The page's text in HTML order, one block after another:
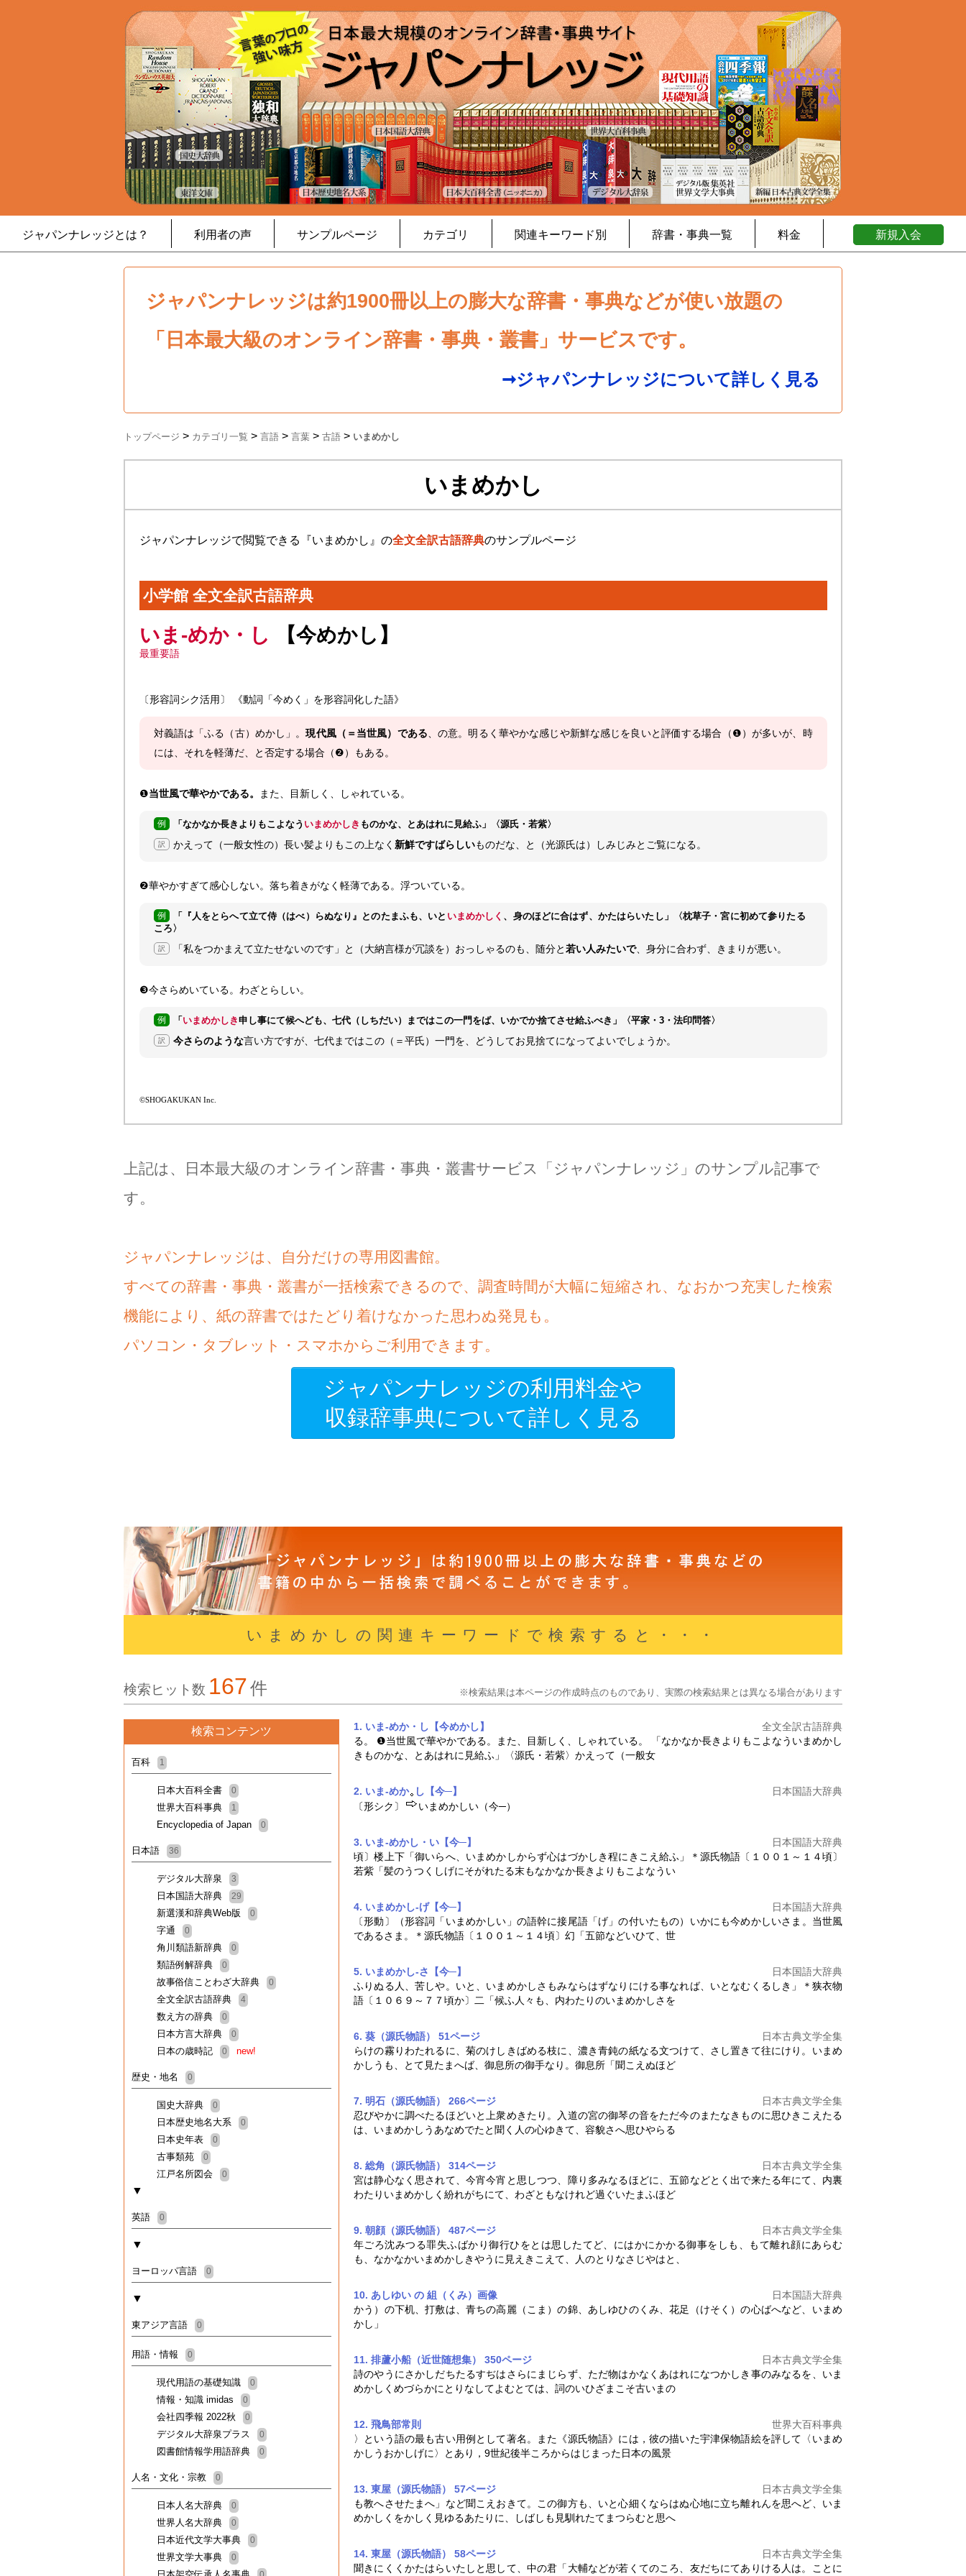
ジャパンナレッジとは？ 利用者の声 サンプルページ カテゴリ 関連キーワード別 辞書・事典一覧 料金 新規入会
ジャパンナレッジは約1900冊以上の膨大な辞書・事典などが使い放題の
「日本最大級のオンライン辞書・事典・叢書」サービスです。
➞ジャパンナレッジについて詳しく見る
トップページ > カテゴリ一覧 > 言語 > 言葉 > 古語 > いまめかし
いまめかし
ジャパンナレッジで閲覧できる『いまめかし』の全文全訳古語辞典のサンプルページ
小学館 全文全訳古語辞典
いま-めか・し 【今めかし】
最重要語
〔形容詞シク活用〕 《動詞「今めく」を形容詞化した語》
対義語は「ふる（古）めかし」。現代風（＝当世風）である 、の意。明るく華やかな感じや新鮮な感じを良いと評価する場合（❶）が多いが、時
には、それを軽薄だ、と否定する場合（❷）もある。
❶当世風で華やかである。 また、目新しく、しゃれている。
例 「なかなか長きよりもこよなう いまめかしき ものかな、とあはれに見給ふ」 〈源氏・若紫〉
訳 かえって（一般女性の）長い髪よりもこの上なく 新鮮ですばらしいものだな、と（光源氏は）しみじみとご覧になる。
❷華やかすぎて感心しない。落ち着きがなく軽薄である。浮ついている。
例 「『人をとらへて立て侍 （はべ） らぬなり』とのたまふも、いと いまめかしく 、身のほどに合はず、かたはらいたし」
〈枕草子・宮に初めて参りたる
ころ〉
訳 「私をつかまえて立たせないのです」と（大納言様が冗談を）おっしゃるのも、随分と若い人みたいで、身分に合わず、きまりが悪い。
❸今さらめいている。わざとらしい。
例 「 いまめかしき申し事にて候へども、七代（しちだい） まではこの一門をば、いかでか捨てさせ給ふべき」 〈平家・3・法印問答〉
訳 今さらのような言い方ですが、七代まではこの（＝平氏）一門を、どうしてお見捨てになってよいでしょうか。
©SHOGAKUKAN Inc.
上記は、日本最大級のオンライン辞書・事典・叢書サービス「ジャパンナレッジ」のサンプル記事で
す。
ジャパンナレッジは、自分だけの専用図書館。
すべての辞書・事典・叢書が一括検索できるので、調査時間が大幅に短縮され、なおかつ充実した検索
機能により、紙の辞書ではたどり着けなかった思わぬ発見も。
パソコン・タブレット・スマホからご利用できます。
ジャパンナレッジの利用料金や
収録辞事典について詳しく見る
いまめかしの関連キーワードで検索すると・・・
検索ヒット数 167件 ※検索結果は本ページの作成時点のものであり、実際の検索結果とは異なる場合があります
検索コンテンツ
百科 1
日本大百科全書 0
世界大百科事典 1
Encyclopedia of Japan 0
日本語 36
デジタル大辞泉 3
日本国語大辞典 29
新選漢和辞典Web版 0
字通 0
角川類語新辞典 0
類語例解辞典 0
故事俗信ことわざ大辞典 0
全文全訳古語辞典 4
数え方の辞典 0
日本方言大辞典 0
日本の歳時記 0 new!
歴史・地名 0
国史大辞典 0
日本歴史地名大系 0
日本史年表 0
古事類苑 0
江戸名所図会 0
▼
英語 0
▼
ヨーロッパ言語 0
▼
東アジア言語 0
用語・情報 0
現代用語の基礎知識 0
情報・知識 imidas 0
会社四季報 2022秋 0
デジタル大辞泉プラス 0
図書館情報学用語辞典 0
人名・文化・宗教 0
日本人名大辞典 0
世界人名大辞典 0
日本近代文学大事典 0
世界文学大事典 0
1. いま-めか・し【今めかし】
全文全訳古語辞典
る。 ❶当世風で華やかである。また、目新しく、しゃれている。 「なかなか長きよりもこよなう いまめかし
きものかな、とあはれに見給ふ」〈源氏・若紫〉かえって（一般女
2. いま‐めか し【今─】
日本国語大辞典
〔形シク〕
いまめかしい（今─）
3. いま‐めかし・い【今─】
日本国語大辞典
頃〕楼上下「御いらへ、 いまめかしからず心はづかしき程にきこえ給ふ」＊源氏物語〔１００１～１４頃〕
若紫「髪のうつくしげにそがれたる末もなかなか長きよりもこよなうい
4. いまめかし‐げ【今─】
日本国語大辞典
〔形動〕（形容詞「 いまめかしい」の語幹に接尾語「げ」の付いたもの）いかにも今めかしいさま。当世風
であるさま。＊源氏物語〔１００１～１４頃〕幻「五節などいひて、世
5. いまめかし‐さ【今─】
日本国語大辞典
ふりぬる人、苦しや。いと、 いまめかしさもみならはずなりにける事なれば、いとなむくるしき」＊狭衣物
語〔１０６９～７７頃か〕二「候ふ人々も、内わたりのいまめかしさを
6. 葵（源氏物語） 51ページ
日本古典文学全集
らけの霧りわたれるに、菊のけしきばめる枝に、濃き青鈍の紙なる文つけて、さし置きて往にけり。 いまめ
かし うも、とて見たまへば、御息所の御手なり。御息所「聞こえぬほど
7. 明石（源氏物語） 266ページ
日本古典文学全集
忍びやかに調べたるほどいと上衆めきたり。入道の宮の御琴の音をただ今のまたなきものに思ひきこえたる
は、 いまめかし うあなめでたと聞く人の心ゆきて、容貌さへ思ひやらる
8. 総角（源氏物語） 314ページ
日本古典文学全集
宮は静心なく思されて、今宵今宵と思しつつ、障り多みなるほどに、五節などとく出で来たる年にて、内裏
わたり いまめかし く紛れがちにて、わざともなけれど過ぐいたまふほど
9. 朝顔（源氏物語） 487ページ
日本古典文学全集
年ごろ沈みつる罪失ふばかり御行ひをとは思したてど、にはかにかかる御事をしも、もて離れ顔にあらむ
も、なかなかいまめかし きやうに見えきこえて、人のとりなさじやはと、
10. あしゆい の 組（くみ） 画像
日本国語大辞典
かう）の下机、打敷は、青ちの高麗（こま）の錦、あしゆひのくみ、花足（けそく）の心ばへなど、 いまめ
かし 」
11. 排蘆小船（近世随想集） 350ページ
日本古典文学全集
詩のやうにさかしだちたるすぢはさらにまじらず、ただ物はかなくあはれになつかしき事のみなるを、 いま
めかし くめづらかにとりなしてよむとては、詞のいひざまこそ古いまの
12. 飛鳥部常則
世界大百科事典
〉という語の最も古い用例として著名。また《源氏物語》には，彼の描いた宇津保物語絵を評して〈 いまめ
かし うおかしげに〉とあり，9世紀後半ころからはじまった日本の風景
13. 東屋（源氏物語） 57ページ
日本古典文学全集
も教へさせたまへ」など聞こえおきて。この御方も、いと心細くならはぬ心地に立ち離れんを思へど、 いま
めかし くをかしく見ゆるあたりに、しばしも見馴れたてまつらむと思へ
14. 東屋（源氏物語） 58ページ
日本古典文学全集
聞きにくくかたはらいたしと思して、中の君「大輔などが若くてのころ、友だちにてありける人は。ことに